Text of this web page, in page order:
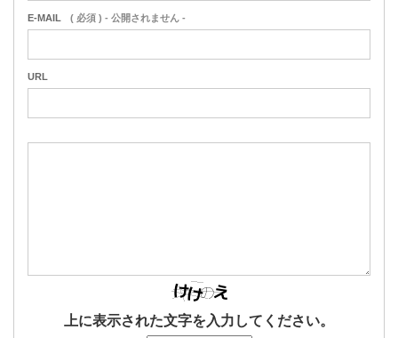
E-MAIL ( 必須 ) - 公開されません -
URL
上に表示された文字を入力してください。